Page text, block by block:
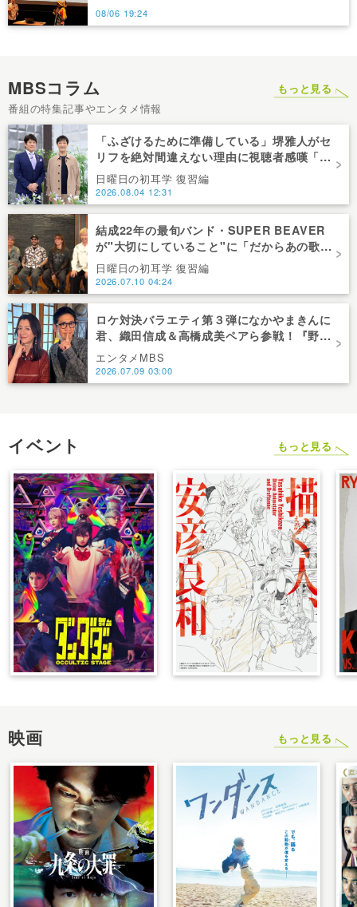
がすごいシンポジウムは初めて」 研究者や
高校生が立場超え白熱クロストーク！
08/06 19:24
MBSコラム
番組の特集記事やエンタメ情報
もっと見る
「ふざけるために準備している」堺雅人がセ
リフを絶対間違えない理由に視聴者感嘆「ど
んな仕事にも当てはまる」【日曜日の初耳
学】
日曜日の初耳学 復習編
2026.08.04 12:31
結成22年の最旬バンド・SUPER BEAVER
が"大切にしていること"に「だからあの歌詞
が届けられるんだ」共感の声＜日曜日の初耳
学＞
日曜日の初耳学 復習編
2026.07.10 04:24
ロケ対決バラエティ第３弾になかやまきんに
君、織田信成＆高橋成美ペアら参戦！『野々
村友紀子を黙らせろ！』１２日（日）昼に放
送！
エンタメMBS
2026.07.09 03:00
イベント もっと見る
映画 もっと見る